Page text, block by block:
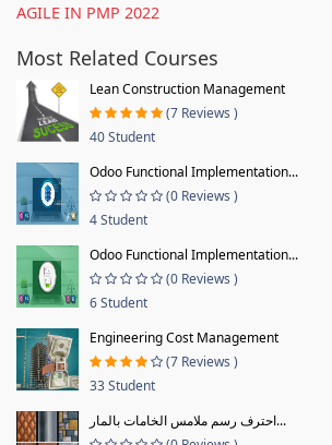
AGILE IN PMP 2022
Most Related Courses
Lean Construction Management
(7 Reviews )
40 Student
Odoo Functional Implementation...
(0 Reviews )
4 Student
Odoo Functional Implementation...
(0 Reviews )
6 Student
Engineering Cost Management
(7 Reviews )
33 Student
احترف رسم ملامس الخامات بالمار...